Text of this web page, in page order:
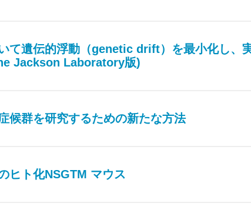
て遺伝的浮動（genetic drift）を最小化し、
Jackson Laboratory版)
候群を研究するための新たな方法
ヒト化NSGTM マウス